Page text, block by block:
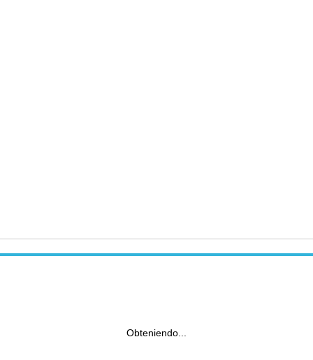
Obteniendo...